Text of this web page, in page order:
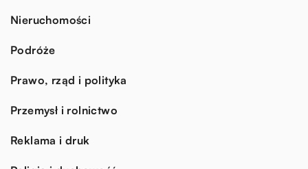
Nieruchomości
Podróże
Prawo, rząd i polityka
Przemysł i rolnictwo
Reklama i druk